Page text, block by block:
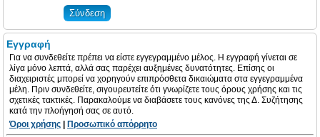
Εγγραφή
Για να συνδεθείτε πρέπει να είστε εγγεγραμμένο μέλος. Η εγγραφή γίνεται σε
λίγα μόνο λεπτά, αλλά σας παρέχει αυξημένες δυνατότητες. Επίσης οι
διαχειριστές μπορεί να χορηγούν επιπρόσθετα δικαιώματα στα εγγεγραμμένα
μέλη. Πριν συνδεθείτε, σιγουρευτείτε ότι γνωρίζετε τους όρους χρήσης και τις
σχετικές τακτικές. Παρακαλούμε να διαβάσετε τους κανόνες της Δ. Συζήτησης
κατά την πλοήγησή σας σε αυτό.
Όροι χρήσης
Προσωπικό απόρρητο